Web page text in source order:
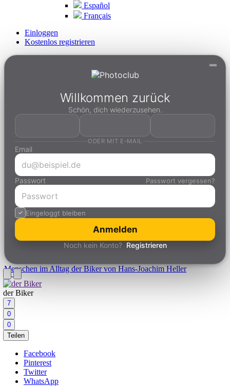
Español
Français
Einloggen
Kostenlos registrieren
Willkommen zurück
Schön, dich wiederzusehen.
ODER MIT E-MAIL
Email
Passwort Passwort vergessen?
Eingeloggt bleiben
Anmelden
Noch kein Konto? Registrieren
Menschen im Alltagder Biker von Hans-Joachim Heller
der Biker
7
0
0
Teilen
Facebook
Pinterest
Twitter
WhatsApp